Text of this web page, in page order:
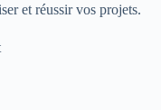
et réussir vos projets.